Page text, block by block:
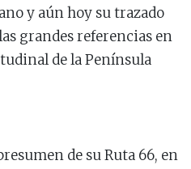
y aún hoy su trazado
grandes referencias en
de la Península
de su Ruta 66, en